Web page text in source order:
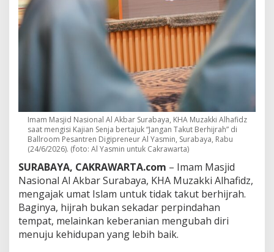
a
l
,
t
e
a
M
e
m
b
u
k
a
a
l
a
n
Imam Masjid Nasional Al Akbar Surabaya, KHA Muzakki Alhafidz
saat mengisi Kajian Senja bertajuk “Jangan Takut Berhijrah” di
Ballroom Pesantren Digipreneur Al Yasmin, Surabaya, Rabu
(24/6/2026). (foto: Al Yasmin untuk Cakrawarta)
SURABAYA, CAKRAWARTA.com – Imam Masjid
Nasional Al Akbar Surabaya, KHA Muzakki Alhafidz,
mengajak umat Islam untuk tidak takut berhijrah.
Baginya, hijrah bukan sekadar perpindahan
tempat, melainkan keberanian mengubah diri
menuju kehidupan yang lebih baik.